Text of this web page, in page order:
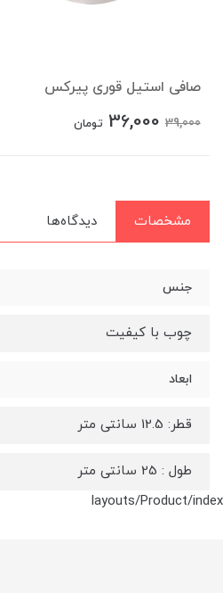
صافی استیل قوری پیرکس
39,000
36,000 تومان
مشخصات دیدگاه‌ها
جنس
چوب با کیفیت
ابعاد
قطر: 12.5 سانتی متر
طول : 25 سانتی متر
layouts/Product/index